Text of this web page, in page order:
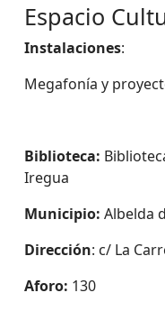
Espacio
Instalaciones:
Megafonía y
Biblioteca:
Iregua
Municipio: Albelda
Dirección: c/ La
Aforo: 130